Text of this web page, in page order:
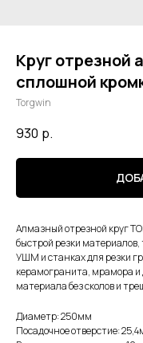
Круг отрезной
сплошной
Torgwin
930 р.
Алмазный отрезной круг
быстрой резки
УШМ и станках для резки
керамогранита, мрамора и
материала без сколов и
Диаметр: 250мм
Посадочное отверстие: